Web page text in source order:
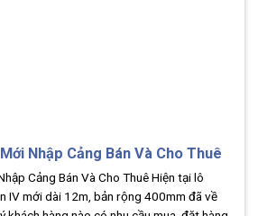
Nhập Cảng Bán Và Cho Thuê
Cảng Bán Và Cho Thuê Hiện tại lô
IV mới dài 12m, bản rộng 400mm đã về